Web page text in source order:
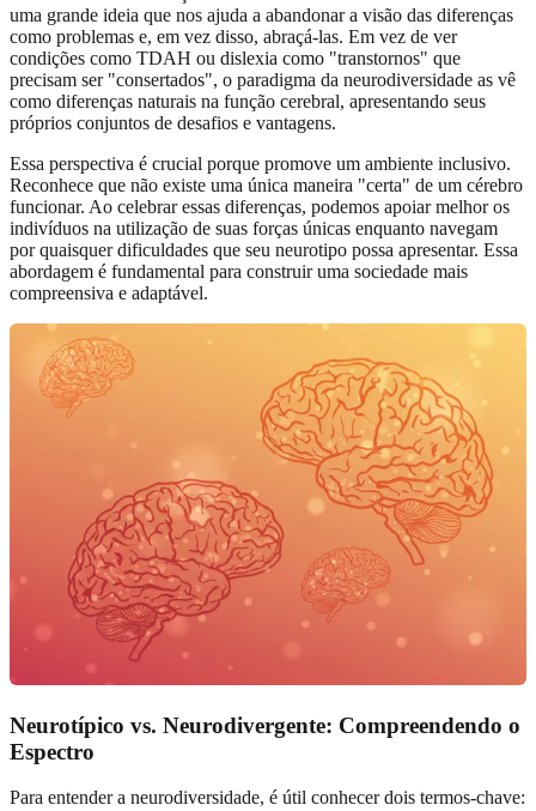
uma grande ideia que nos ajuda a abandonar a visão das diferenças
como problemas e, em vez disso, abraçá-las. Em vez de ver
condições como TDAH ou dislexia como "transtornos" que
precisam ser "consertados", o paradigma da neurodiversidade as vê
como diferenças naturais na função cerebral, apresentando seus
próprios conjuntos de desafios e vantagens.
Essa perspectiva é crucial porque promove um ambiente inclusivo.
Reconhece que não existe uma única maneira "certa" de um cérebro
funcionar. Ao celebrar essas diferenças, podemos apoiar melhor os
indivíduos na utilização de suas forças únicas enquanto navegam
por quaisquer dificuldades que seu neurotipo possa apresentar. Essa
abordagem é fundamental para construir uma sociedade mais
compreensiva e adaptável.
Neurotípico vs. Neurodivergente: Compreendendo o
Espectro
Para entender a neurodiversidade, é útil conhecer dois termos-chave: